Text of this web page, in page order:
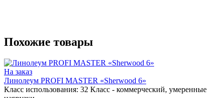
Похожие товары
На заказ
Линолеум PROFI MASTER «Sherwood 6»
Класс использования: 32 Класс - коммерческий, умеренные